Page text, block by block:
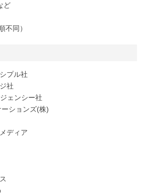
ど
不同）
プル社
社
ェンシー社
ションズ(株)
ディア